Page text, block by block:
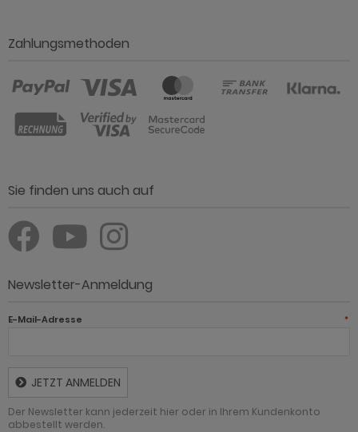
Zahlungsmethoden
Sie finden uns auch auf
Newsletter-Anmeldung
E-Mail-Adresse *
JETZT ANMELDEN
Der Newsletter kann jederzeit hier oder in Ihrem Kundenkonto
abbestellt werden.